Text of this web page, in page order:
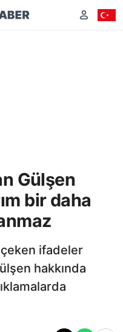
Gülşen
bir daha
ifadeler
hakkında